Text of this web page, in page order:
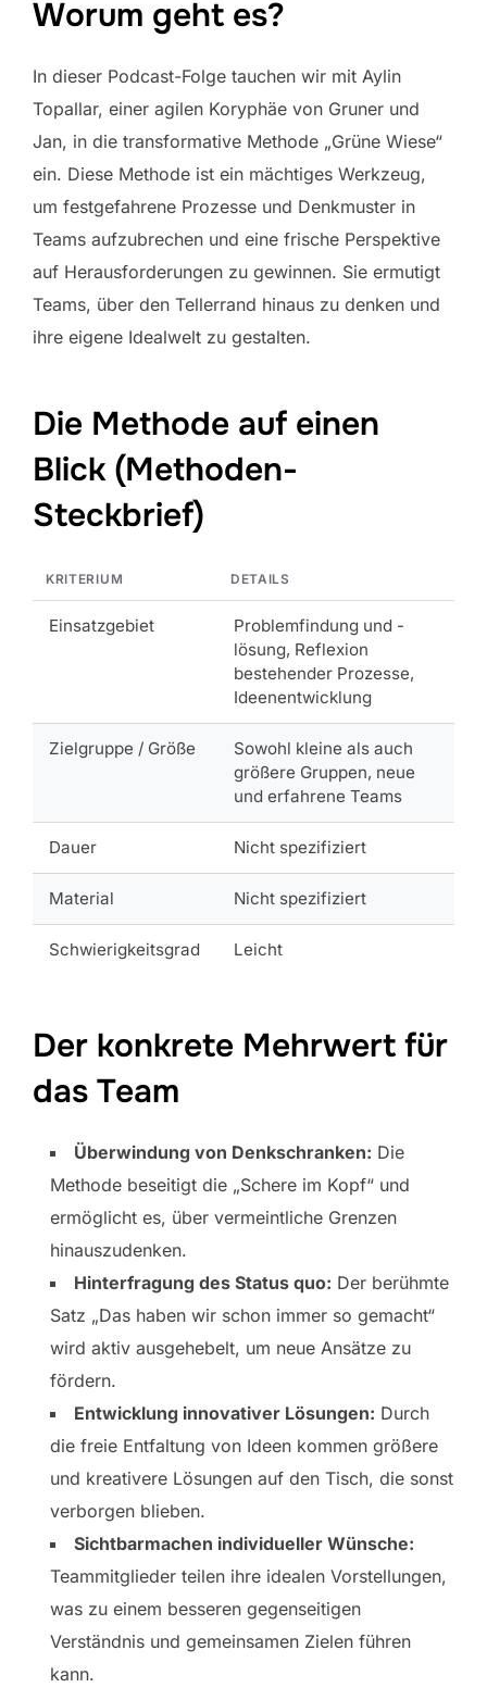
Worum geht es?
In dieser Podcast-Folge tauchen wir mit Aylin
Topallar, einer agilen Koryphäe von Gruner und
Jan, in die transformative Methode „Grüne Wiese“
ein. Diese Methode ist ein mächtiges Werkzeug,
um festgefahrene Prozesse und Denkmuster in
Teams aufzubrechen und eine frische Perspektive
auf Herausforderungen zu gewinnen. Sie ermutigt
Teams, über den Tellerrand hinaus zu denken und
ihre eigene Idealwelt zu gestalten.
Die Methode auf einen
Blick (Methoden-
Steckbrief)
KRITERIUM DETAILS
Einsatzgebiet
Problemfindung und -
lösung, Reflexion
bestehender Prozesse,
Ideenentwicklung
Zielgruppe / Größe
Sowohl kleine als auch
größere Gruppen, neue
und erfahrene Teams
Dauer Nicht spezifiziert
Material Nicht spezifiziert
Schwierigkeitsgrad Leicht
Der konkrete Mehrwert für
das Team
Überwindung von Denkschranken: Die
Methode beseitigt die „Schere im Kopf“ und
ermöglicht es, über vermeintliche Grenzen
hinauszudenken.
Hinterfragung des Status quo: Der berühmte
Satz „Das haben wir schon immer so gemacht“
wird aktiv ausgehebelt, um neue Ansätze zu
fördern.
Entwicklung innovativer Lösungen: Durch
die freie Entfaltung von Ideen kommen größere
und kreativere Lösungen auf den Tisch, die sonst
verborgen blieben.
Sichtbarmachen individueller Wünsche:
Teammitglieder teilen ihre idealen Vorstellungen,
was zu einem besseren gegenseitigen
Verständnis und gemeinsamen Zielen führen
kann.